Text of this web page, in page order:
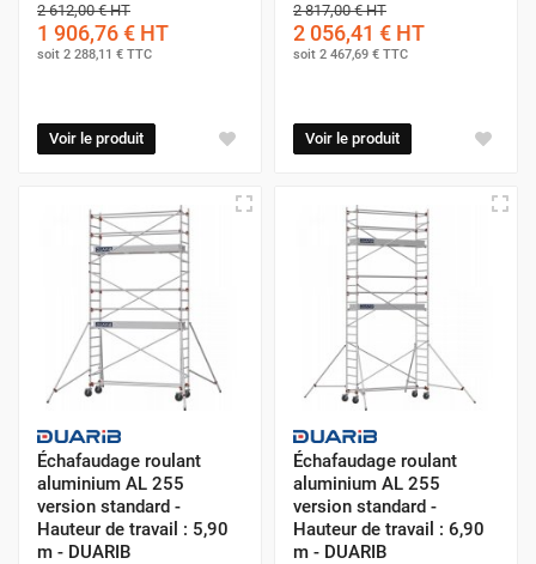
2 612,00 €HT
1 906,76 € HT
soit 2 288,11 € TTC
Voir le produit
2 817,00 €HT
2 056,41 € HT
soit 2 467,69 € TTC
Voir le produit
Échafaudage roulant
aluminium AL 255
version standard -
Hauteur de travail : 5,90
m - DUARIB
Échafaudage roulant
aluminium AL 255
version standard -
Hauteur de travail : 6,90
m - DUARIB